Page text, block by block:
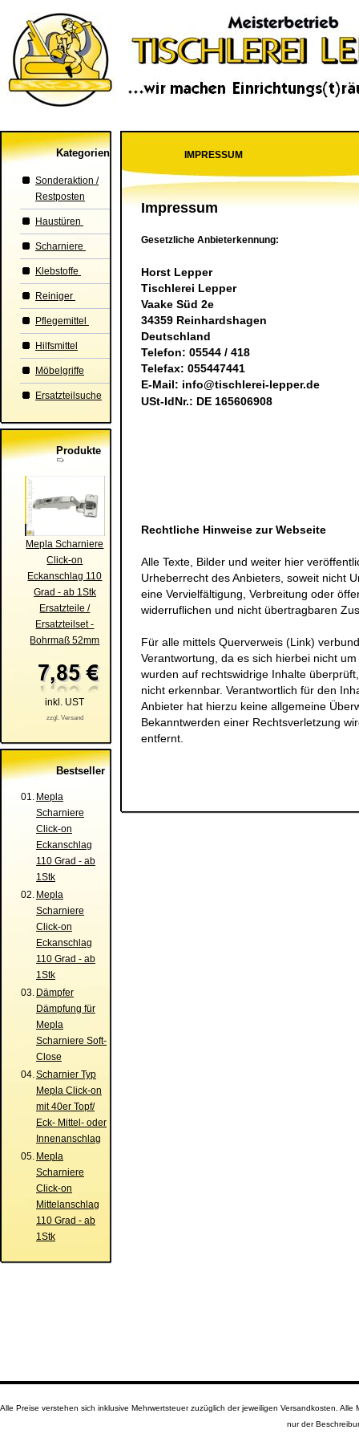
Kategorien
Sonderaktion /
Restposten
Haustüren
Scharniere
Klebstoffe
Reiniger
Pflegemittel
Hilfsmittel
Möbelgriffe
Ersatzteilsuche
Produkte
Mepla Scharniere
Click-on
Eckanschlag 110
Grad - ab 1Stk
Ersatzteile /
Ersatzteilset -
Bohrmaß 52mm
inkl. UST
zzgl. Versand
Bestseller
01. Mepla
Scharniere
Click-on
Eckanschlag
110 Grad - ab
1Stk
02. Mepla
Scharniere
Click-on
Eckanschlag
110 Grad - ab
1Stk
03. Dämpfer
Dämpfung für
Mepla
Scharniere Soft-
Close
04.Scharnier Typ
Mepla Click-on
mit 40er Topf/
Eck- Mittel- oder
Innenanschlag
05. Mepla
Scharniere
Click-on
Mittelanschlag
110 Grad - ab
1Stk
IMPRESSUM
Impressum
Gesetzliche Anbieterkennung:
Horst Lepper
Tischlerei Lepper
Vaake Süd 2e
34359 Reinhardshagen
Deutschland
Telefon: 05544 / 418
Telefax: 055447441
E-Mail: info@tischlerei-lepper.de
USt-IdNr.: DE 165606908
Rechtliche Hinweise zur Webseite
Alle Texte, Bilder und weiter hier
Urheberrecht des Anbieters, soweit nicht
eine Vervielfältigung, Verbreitung oder
widerruflichen und nicht übertragbaren
Für alle mittels Querverweis (Link)
Verantwortung, da es sich hierbei nicht
wurden auf rechtswidrige Inhalte
nicht erkennbar. Verantwortlich für den
Anbieter hat hierzu keine allgemeine
Bekanntwerden einer Rechtsverletzung
entfernt.
Alle Preise verstehen sich inklusive Mehrwertsteuer zuzüglich der jeweiligen Versandkosten.
nur der